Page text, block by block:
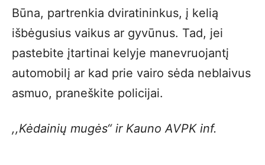
Būna, partrenkia dviratininkus, į kelią
išbėgusius vaikus ar gyvūnus. Tad, jei
pastebite įtartinai kelyje manevruojantį
automobilį ar kad prie vairo sėda neblaivus
asmuo, praneškite policijai.
,,Kėdainių mugės“ ir Kauno AVPK inf.